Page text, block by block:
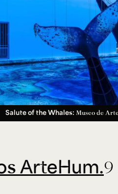
Salute of the Whales: Museo de
9